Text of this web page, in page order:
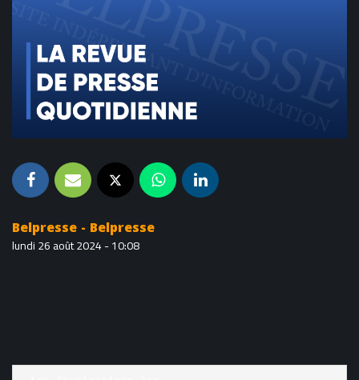
Belpresse - Belpresse
lundi 26 août 2024 - 10:08